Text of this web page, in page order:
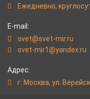
Eжедневно,
E-mail:
svet@svet-mir.ru
svet-mir1@yandex.ru
Адрес:
г. Москва, ул.